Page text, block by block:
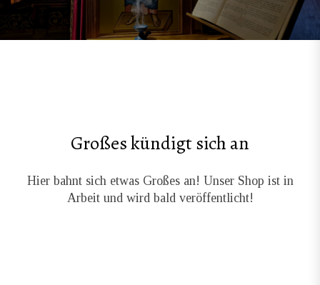
Großes kündigt sich an
Hier bahnt sich etwas Großes an! Unser Shop ist in
Arbeit und wird bald veröffentlicht!